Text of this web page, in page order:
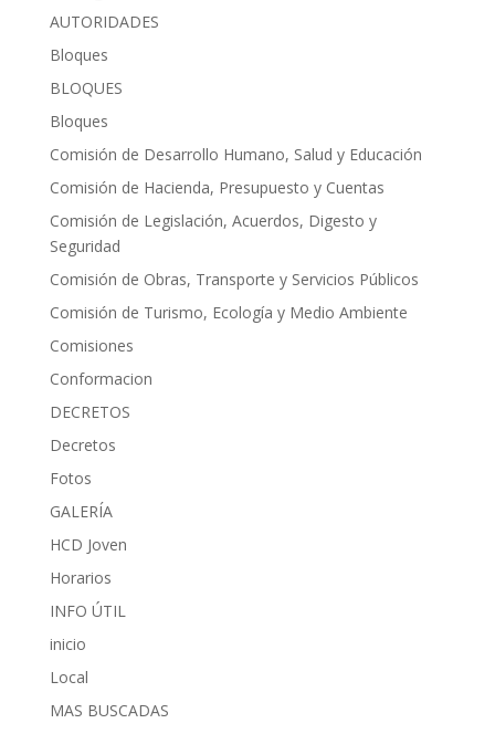
AUTORIDADES
Bloques
BLOQUES
Bloques
Comisión de Desarrollo Humano, Salud y Educación
Comisión de Hacienda, Presupuesto y Cuentas
Comisión de Legislación, Acuerdos, Digesto y
Seguridad
Comisión de Obras, Transporte y Servicios Públicos
Comisión de Turismo, Ecología y Medio Ambiente
Comisiones
Conformacion
DECRETOS
Decretos
Fotos
GALERÍA
HCD Joven
Horarios
INFO ÚTIL
inicio
Local
MAS BUSCADAS